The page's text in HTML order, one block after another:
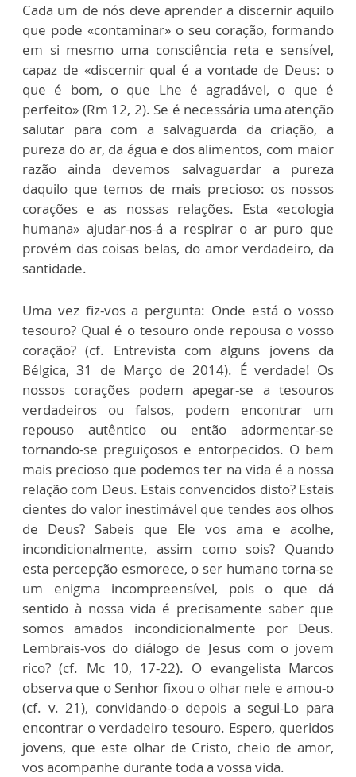
Cada um de nós deve aprender a discernir aquilo
que pode «contaminar» o seu coração, formando
em si mesmo uma consciência reta e sensível,
capaz de «discernir qual é a vontade de Deus: o
que é bom, o que Lhe é agradável, o que é
perfeito» (Rm 12, 2). Se é necessária uma atenção
salutar para com a salvaguarda da criação, a
pureza do ar, da água e dos alimentos, com maior
razão ainda devemos salvaguardar a pureza
daquilo que temos de mais precioso: os nossos
corações e as nossas relações. Esta «ecologia
humana» ajudar-nos-á a respirar o ar puro que
provém das coisas belas, do amor verdadeiro, da
santidade.
Uma vez fiz-vos a pergunta: Onde está o vosso
tesouro? Qual é o tesouro onde repousa o vosso
coração? (cf. Entrevista com alguns jovens da
Bélgica, 31 de Março de 2014). É verdade! Os
nossos corações podem apegar-se a tesouros
verdadeiros ou falsos, podem encontrar um
repouso autêntico ou então adormentar-se
tornando-se preguiçosos e entorpecidos. O bem
mais precioso que podemos ter na vida é a nossa
relação com Deus. Estais convencidos disto? Estais
cientes do valor inestimável que tendes aos olhos
de Deus? Sabeis que Ele vos ama e acolhe,
incondicionalmente, assim como sois? Quando
esta percepção esmorece, o ser humano torna-se
um enigma incompreensível, pois o que dá
sentido à nossa vida é precisamente saber que
somos amados incondicionalmente por Deus.
Lembrais-vos do diálogo de Jesus com o jovem
rico? (cf. Mc 10, 17-22). O evangelista Marcos
observa que o Senhor fixou o olhar nele e amou-o
(cf. v. 21), convidando-o depois a segui-Lo para
encontrar o verdadeiro tesouro. Espero, queridos
jovens, que este olhar de Cristo, cheio de amor,
vos acompanhe durante toda a vossa vida.